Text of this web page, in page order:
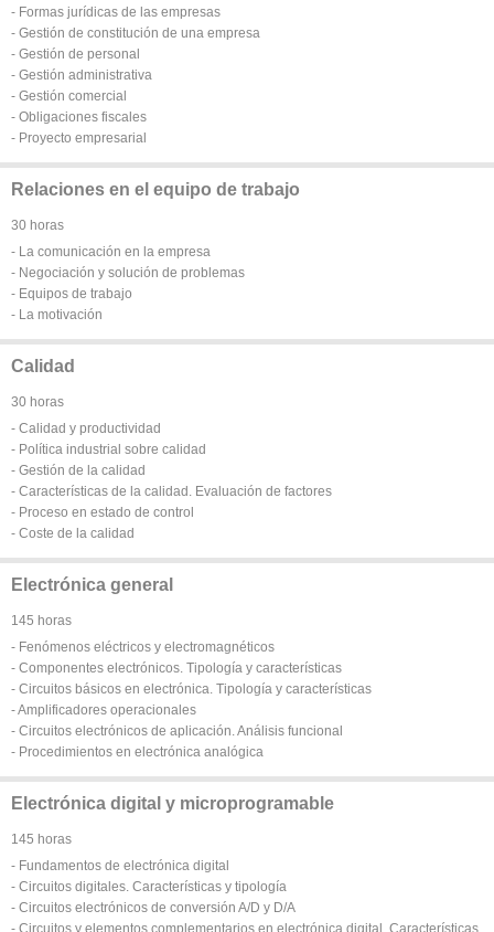
- Formas jurídicas de las empresas
- Gestión de constitución de una empresa
- Gestión de personal
- Gestión administrativa
- Gestión comercial
- Obligaciones fiscales
- Proyecto empresarial
Relaciones en el equipo de trabajo
30 horas
- La comunicación en la empresa
- Negociación y solución de problemas
- Equipos de trabajo
- La motivación
Calidad
30 horas
- Calidad y productividad
- Política industrial sobre calidad
- Gestión de la calidad
- Características de la calidad. Evaluación de factores
- Proceso en estado de control
- Coste de la calidad
Electrónica general
145 horas
- Fenómenos eléctricos y electromagnéticos
- Componentes electrónicos. Tipología y características
- Circuitos básicos en electrónica. Tipología y características
- Amplificadores operacionales
- Circuitos electrónicos de aplicación. Análisis funcional
- Procedimientos en electrónica analógica
Electrónica digital y microprogramable
145 horas
- Fundamentos de electrónica digital
- Circuitos digitales. Características y tipología
- Circuitos electrónicos de conversión A/D y D/A
- Circuitos y elementos complementarios en electrónica digital. Características